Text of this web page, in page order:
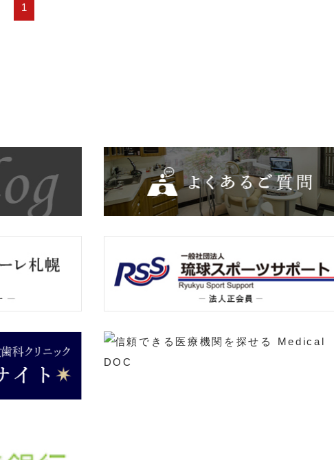
1